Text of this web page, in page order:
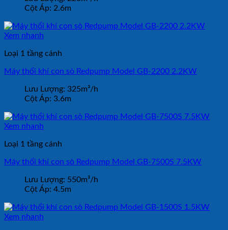
Cột Áp: 2.6m
Xem nhanh
Loại 1 tầng cánh
Máy thổi khí con sò Redpump Model GB-2200 2.2KW
Lưu Lượng: 325m³/h
Cột Áp: 3.6m
Xem nhanh
Loại 1 tầng cánh
Máy thổi khí con sò Redpump Model GB-7500S 7.5KW
Lưu Lượng: 550m³/h
Cột Áp: 4.5m
Xem nhanh